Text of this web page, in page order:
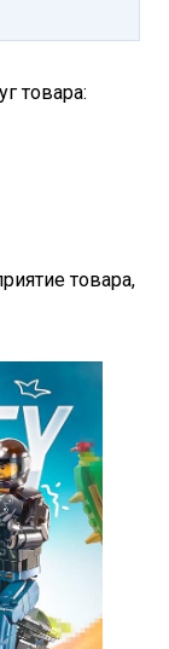
товара:
товара,